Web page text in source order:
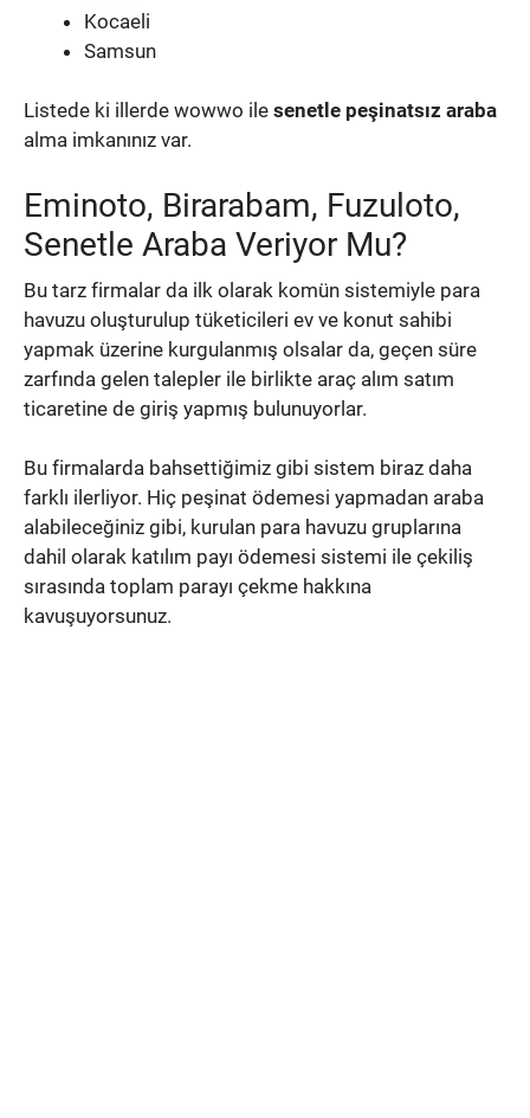
Kocaeli
Samsun
Listede ki illerde wowwo ile senetle peşinatsız araba
alma imkanınız var.
Eminoto, Birarabam, Fuzuloto,
Senetle Araba Veriyor Mu?
Bu tarz firmalar da ilk olarak komün sistemiyle para
havuzu oluşturulup tüketicileri ev ve konut sahibi
yapmak üzerine kurgulanmış olsalar da, geçen süre
zarfında gelen talepler ile birlikte araç alım satım
ticaretine de giriş yapmış bulunuyorlar.
Bu firmalarda bahsettiğimiz gibi sistem biraz daha
farklı ilerliyor. Hiç peşinat ödemesi yapmadan araba
alabileceğiniz gibi, kurulan para havuzu gruplarına
dahil olarak katılım payı ödemesi sistemi ile çekiliş
sırasında toplam parayı çekme hakkına
kavuşuyorsunuz.